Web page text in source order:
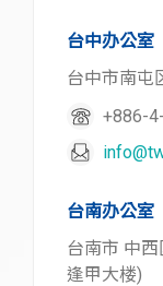
台中办公室
台中市南屯
+886-
台南办公室
台南市 中
逢甲大楼)